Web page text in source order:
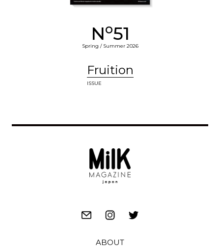
No51
Spring / Summer 2026
Fruition
ISSUE
ABOUT